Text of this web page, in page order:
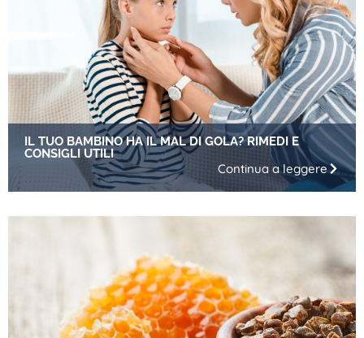
IL TUO BAMBINO HA IL MAL DI GOLA? RIMEDI E
CONSIGLI UTILI
Continua a leggere